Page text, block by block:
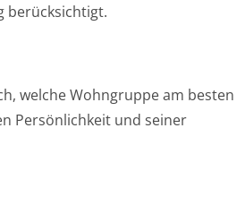
berücksichtigt.
welche Wohngruppe am besten
Persönlichkeit und seiner